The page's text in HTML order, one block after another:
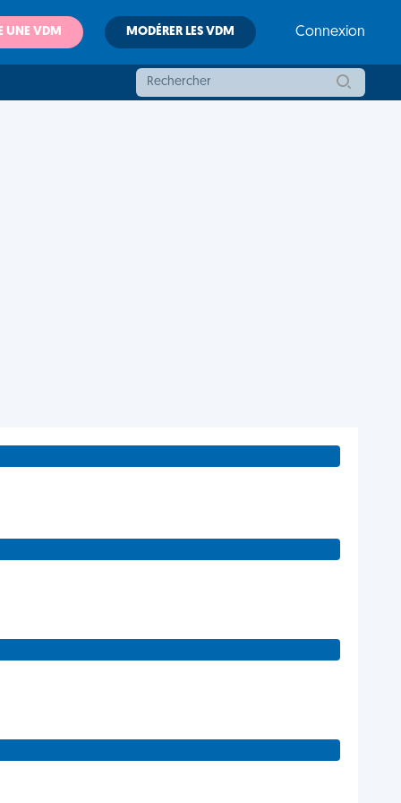
UNE VDM MODÉRER LES VDM Connexion